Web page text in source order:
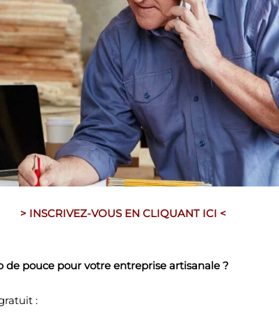
> INSCRIVEZ-VOUS EN CLIQUANT ICI <
de pouce pour votre entreprise artisanale ?
: